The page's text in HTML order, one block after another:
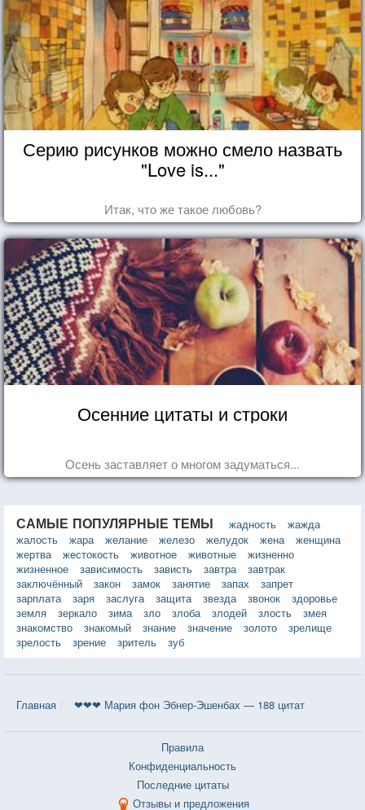
Серию рисунков можно смело назвать
"Love is..."
Итак, что же такое любовь?
Осенние цитаты и строки
Осень заставляет о многом задуматься...
САМЫЕ ПОПУЛЯРНЫЕ ТЕМЫ жадность
жажда
жалость
жара желание железо желудок жена
женщина
жертва
жестокость животное животные
жизненно
жизненное
зависимость зависть завтра
завтрак
заключённый
закон замок занятие запах
запрет
зарплата
заря заслуга защита звезда звонок
здоровье
земля
зеркало зима зло злоба злодей злость
змея
знакомство
знакомый знание значение золото
зрелище
зрелость
зрение зритель зуб
Главная ❤❤❤ Мария фон Эбнер-Эшенбах — 188 цитат
Правила
Конфиденциальность
Последние цитаты
Отзывы и предложения